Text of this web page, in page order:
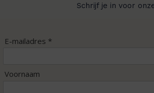
Schrijf je in voor
E-mailadres *
Voornaam